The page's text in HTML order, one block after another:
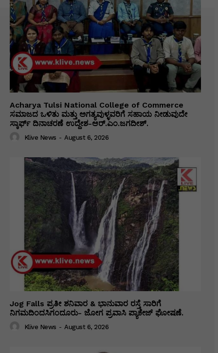
Acharya Tulsi National College of Commerce
ಸಮಾಜದ ಒಳಿತು ಮತ್ತು ಅಗತ್ಯವುಳ್ಳವರಿಗೆ ಸಹಾಯ ನೀಡುವುದೇ
ಸ್ಕಾರ್ಫ್ ದಿನಾಚರಣೆ ಉದ್ದೇಶ-ಆರ್.ಎಂ.ಜಗದೀಶ್.
Klive News - August 6, 2026
Jog Falls ಪ್ರತೀ ಶನಿವಾರ & ಭಾನುವಾರ ರಸ್ತೆ ಸಾರಿಗೆ
ನಿಗಮದಿಂದಸಿಗಂದೂರು- ಜೋಗ ಪ್ರವಾಸಿ ಪ್ಯಾಕೇಜ್ ಘೋಷಣೆ.
Klive News - August 6, 2026